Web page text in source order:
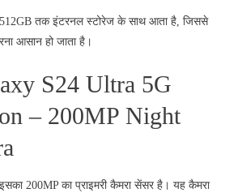
तक इंटरनल स्टोरेज के साथ आता है, जिससे
आसान हो जाता है।
S24 Ultra 5G
– 200MP Night
200MP का प्राइमरी कैमरा सेंसर है। यह कैमरा